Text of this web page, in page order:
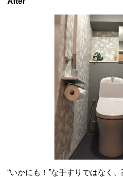
“いかにも！”な手すりではなく